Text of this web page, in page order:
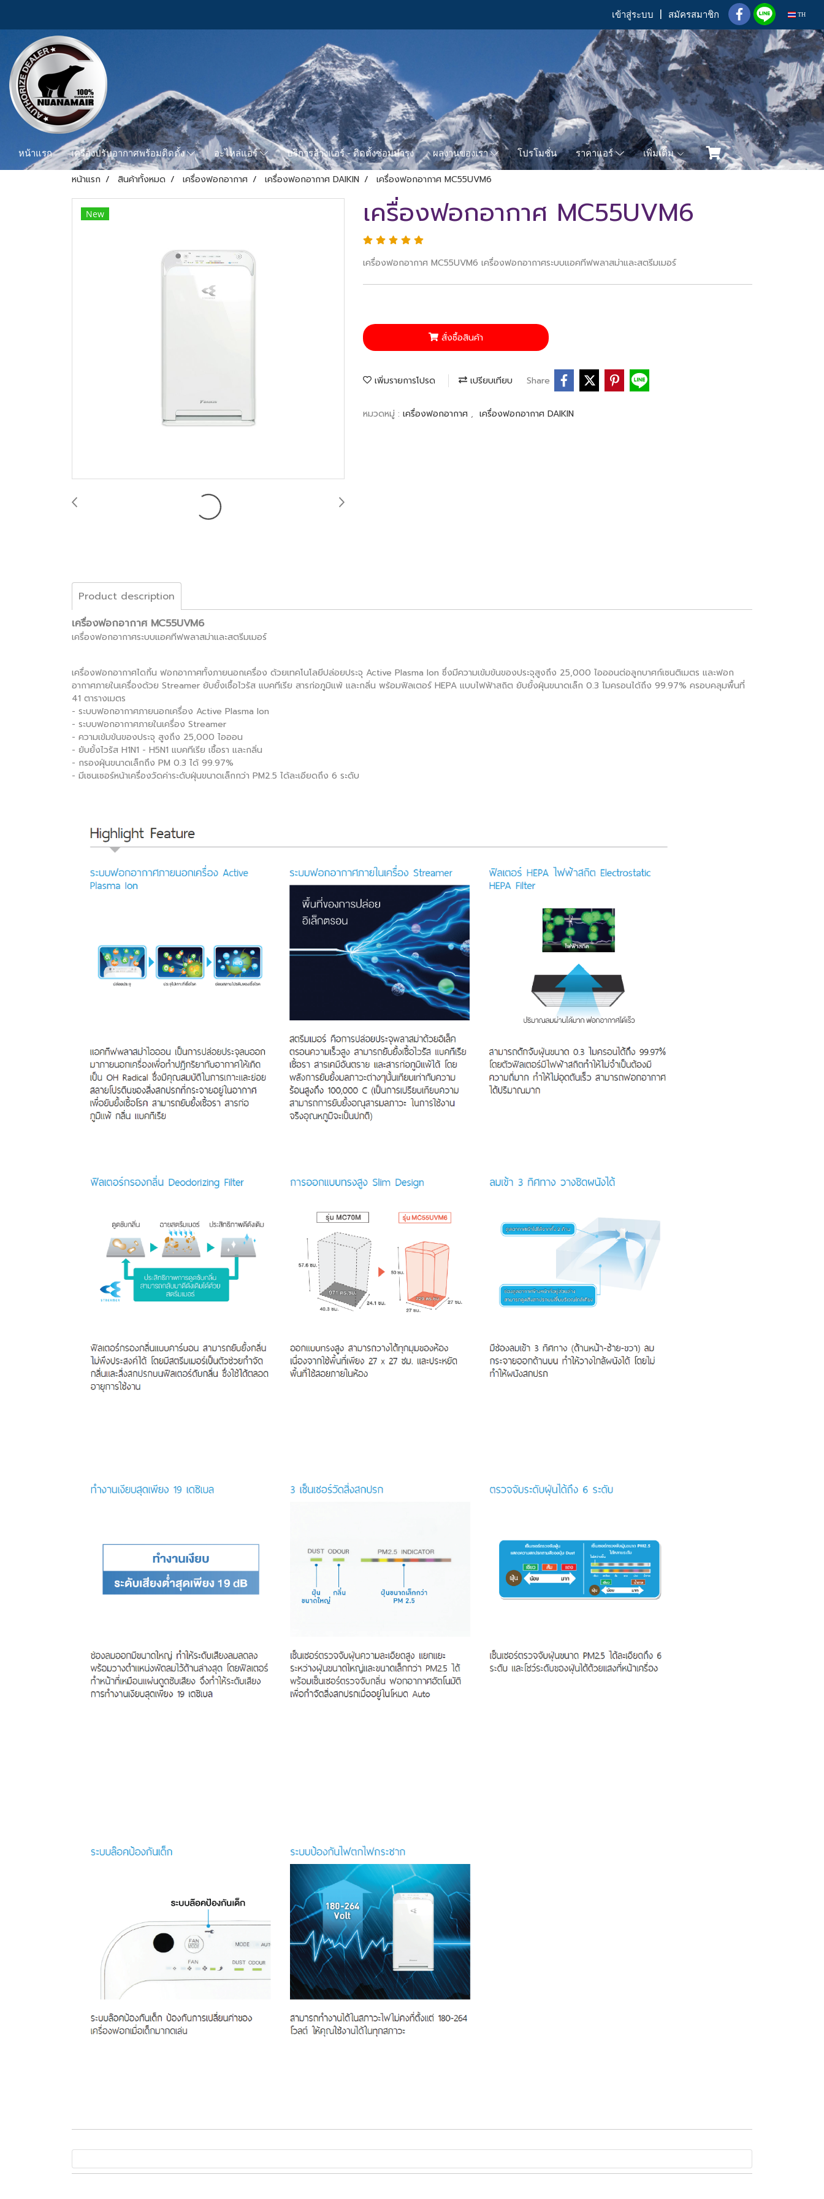
เข้าสู่ระบบ สมัครสมาชิก TH
หน้าแรก เครื่องปรับอากาศพร้อมติดตั้ง อะไหล่แอร์ บริการล้างแอร์ - ติดตั้งซ่อมบำรุง ผลงานของเรา โปรโมชั่น ราคาแอร์ เพิ่มเติม
หน้าแรก สินค้าทั้งหมด เครื่องฟอกอากาศ เครื่องฟอกอากาศ DAIKIN เครื่องฟอกอากาศ MC55UVM6
New เครื่องฟอกอากาศ MC55UVM6
เครื่องฟอกอากาศ MC55UVM6 เครื่องฟอกอากาศระบบแอคทีฟพลาสม่าและสตรีมเมอร์
สั่งซื้อสินค้า
เพิ่มรายการโปรด เปรียบเทียบ Share
หมวดหมู่ : เครื่องฟอกอากาศ , เครื่องฟอกอากาศ DAIKIN
Product description
เครื่องฟอกอากาศ MC55UVM6
เครื่องฟอกอากาศระบบแอคทีฟพลาสม่าและสตรีมเมอร์
เครื่องฟอกอากาศไดกิ้น ฟอกอากาศทั้งภายนอกเครื่อง ด้วยเทคโนโลยีปล่อยประจุ Active Plasma Ion ซึ่งมีความเข้มข้นของประจุสูงถึง 25,000 ไอออนต่อลูกบาศก์เซนติเมตร และฟอก
อากาศภายในเครื่องด้วย Streamer ยับยั้งเชื้อไวรัส แบคทีเรีย สารก่อภูมิแพ้ และกลิ่น พร้อมฟิลเตอร์ HEPA แบบไฟฟ้าสถิต ยับยั้งฝุ่นขนาดเล็ก 0.3 ไมครอนได้ถึง 99.97% ครอบคลุมพื้นที่
41 ตารางเมตร
- ระบบฟอกอากาศภายนอกเครื่อง Active Plasma Ion
- ระบบฟอกอากาศภายในเครื่อง Streamer
- ความเข้มข้นของประจุ สูงถึง 25,000 ไอออน
- ยับยั้งไวรัส H1N1 - H5N1 แบคทีเรีย เชื้อรา และกลิ่น
- กรองฝุ่นขนาดเล็กถึง PM 0.3 ได้ 99.97%
- มีเซนเซอร์หน้าเครื่องวัดค่าระดับฝุ่นขนาดเล็กกว่า PM2.5 ได้ละเอียดถึง 6 ระดับ